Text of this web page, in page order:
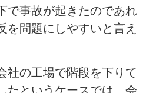
で事故が起きたのであれ
を問題にしやすいと言え
社の工場で階段を下りて
たというケースでは、会